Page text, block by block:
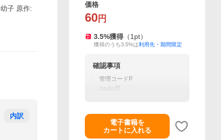
子 原作:
内訳
価格
60 円
3.5%獲得 （1 pt）
獲得のうち3.5%は利用先・期間限定
確認事項
管理コードP
code/0
電子書籍を
カートに入れる